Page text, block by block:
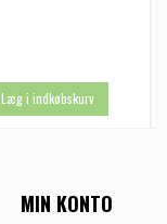
Læg i indkøbskurv
MIN KONTO